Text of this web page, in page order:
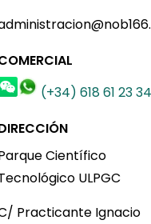
(+34) 618 61 23 34
Científico
ULPGC
Practicante Ignacio